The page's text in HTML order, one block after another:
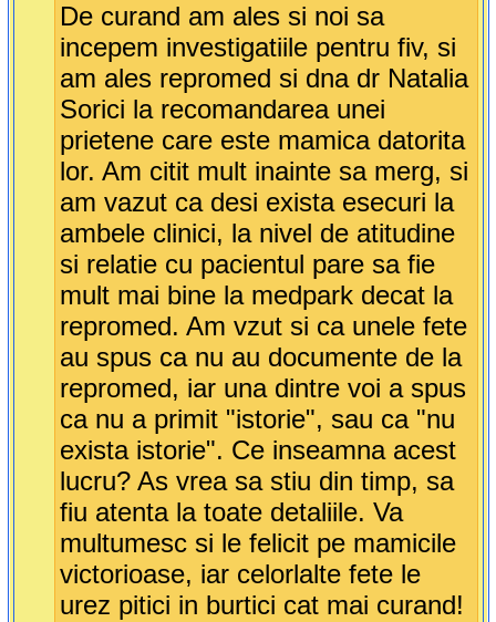
De curand am ales si noi sa
incepem investigatiile pentru fiv, si
am ales repromed si dna dr Natalia
Sorici la recomandarea unei
prietene care este mamica datorita
lor. Am citit mult inainte sa merg, si
am vazut ca desi exista esecuri la
ambele clinici, la nivel de atitudine
si relatie cu pacientul pare sa fie
mult mai bine la medpark decat la
repromed. Am vzut si ca unele fete
au spus ca nu au documente de la
repromed, iar una dintre voi a spus
ca nu a primit "istorie", sau ca "nu
exista istorie". Ce inseamna acest
lucru? As vrea sa stiu din timp, sa
fiu atenta la toate detaliile. Va
multumesc si le felicit pe mamicile
victorioase, iar celorlalte fete le
urez pitici in burtici cat mai curand!